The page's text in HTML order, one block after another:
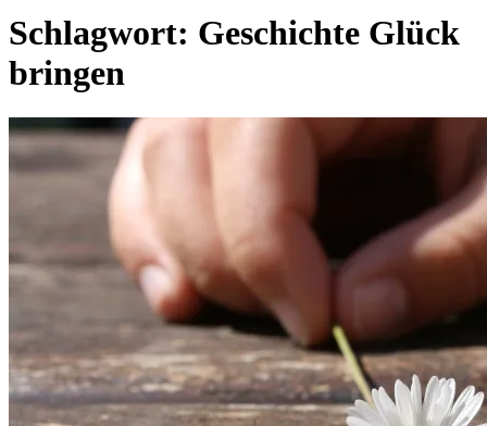
Schlagwort: Geschichte Glück
bringen